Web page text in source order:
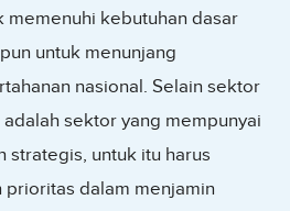
memenuhi kebutuhan dasar
untuk menunjang
nasional. Selain sektor
sektor yang mempunyai
strategis, untuk itu harus
dalam menjamin